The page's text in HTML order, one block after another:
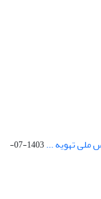
ملی تهویه ...
1403-07-